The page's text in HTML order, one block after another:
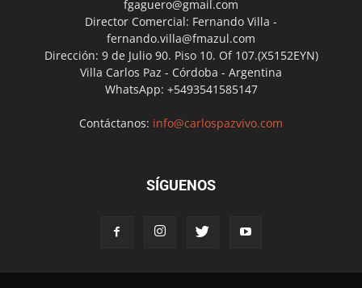
fgaguero@gmail.com
Director Comercial: Fernando Villa -
fernando.villa@fmazul.com
Dirección: 9 de Julio 90. Piso 10. Of 107.(X5152EYN)
Villa Carlos Paz - Córdoba - Argentina
WhatsApp: +5493541585147
Contáctanos: info@carlospazvivo.com
SÍGUENOS